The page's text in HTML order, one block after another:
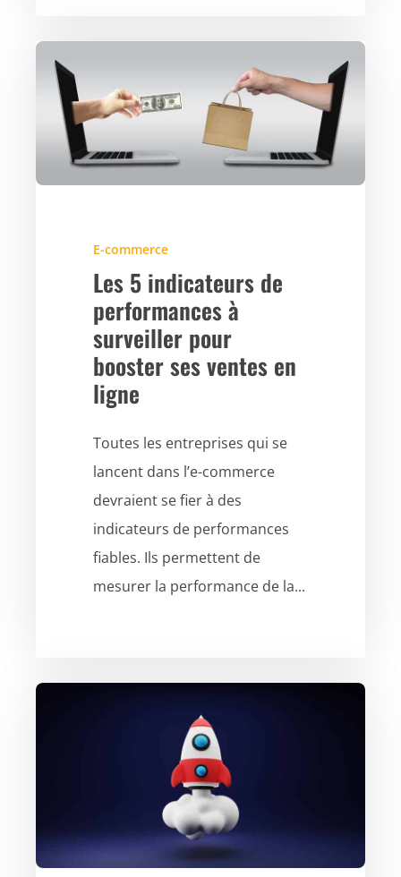
E-commerce
Les 5 indicateurs de
performances à
surveiller pour
booster ses ventes en
ligne
Toutes les entreprises qui se
lancent dans l’e-commerce
devraient se fier à des
indicateurs de performances
fiables. Ils permettent de
mesurer la performance de la...